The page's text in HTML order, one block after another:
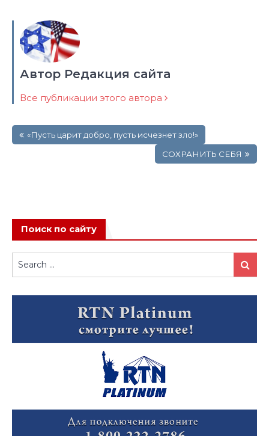
Автор Редакция сайта
Все публикации этого автора
по «Пусть царит добро, пусть исчезнет зло!»
СОХРАНИТЬ СЕБЯ
Поиск по сайту
Search
for:
Search